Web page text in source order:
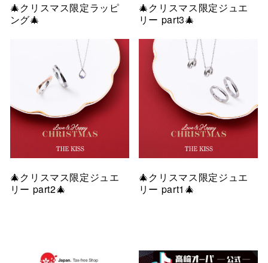
🎄クリスマス限定ラッピ
ング🎄
🎄クリスマス限定ジュエ
リー part3🎄
🎄クリスマス限定ジュエ
リー part2🎄
🎄クリスマス限定ジュエ
リー part1🎄